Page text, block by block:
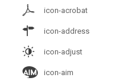
icon-acrobat
icon-address
icon-adjust
icon-aim